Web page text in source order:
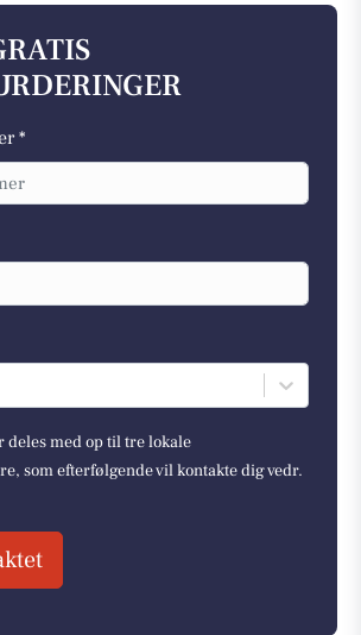
*
deles med op til tre lokale
som efterfølgende vil kontakte dig vedr.